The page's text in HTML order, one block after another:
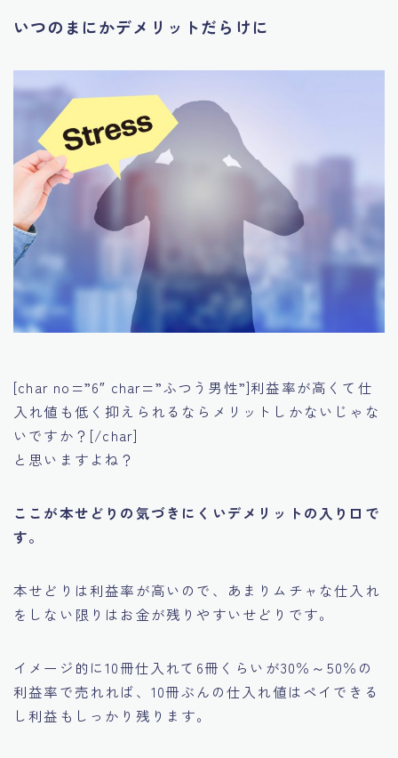
いつのまにかデメリットだらけに
[char no=”6″ char=”ふつう男性”]利益率が高くて仕
入れ値も低く抑えられるならメリットしかないじゃな
いですか？[/char]
と思いますよね？
ここが本せどりの気づきにくいデメリットの入り口で
す。
本せどりは利益率が高いので、あまりムチャな仕入れ
をしない限りはお金が残りやすいせどりです。
イメージ的に10冊仕入れて6冊くらいが30％～50％の
利益率で売れれば、10冊ぶんの仕入れ値はペイできる
し利益もしっかり残ります。